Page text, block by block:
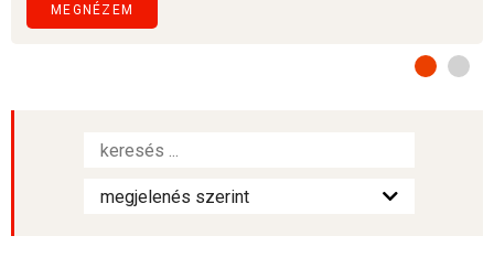
MEGNÉZEM